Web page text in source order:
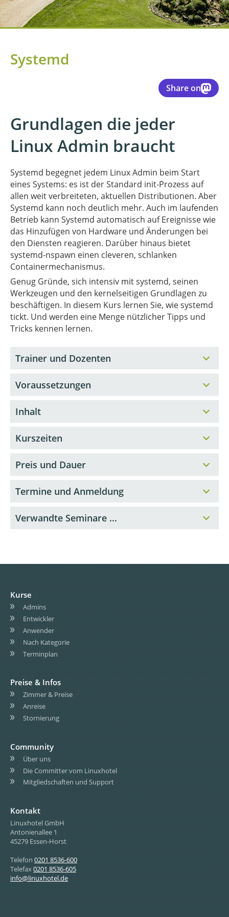
Systemd
Share on
Grundlagen die jeder
Linux Admin braucht
Systemd begegnet jedem Linux Admin beim Start
eines Systems: es ist der Standard init-Prozess auf
allen weit verbreiteten, aktuellen Distributionen. Aber
Systemd kann noch deutlich mehr. Auch im laufenden
Betrieb kann Systemd automatisch auf Ereignisse wie
das Hinzufügen von Hardware und Änderungen bei
den Diensten reagieren. Darüber hinaus bietet
systemd-nspawn einen cleveren, schlanken
Containermechanismus.
Genug Gründe, sich intensiv mit systemd, seinen
Werkzeugen und den kernelseitigen Grundlagen zu
beschäftigen. In diesem Kurs lernen Sie, wie systemd
tickt. Und werden eine Menge nützlicher Tipps und
Tricks kennen lernen.
Trainer und Dozenten
Voraussetzungen
Inhalt
Kurszeiten
Preis und Dauer
Termine und Anmeldung
Verwandte Seminare ...
Kurse
Admins
Entwickler
Anwender
Nach Kategorie
Terminplan
Preise & Infos
Zimmer & Preise
Anreise
Stornierung
Community
Über uns
Die Committer vom Linuxhotel
Mitgliedschaften und Support
Kontakt
Linuxhotel GmbH
Antonienallee 1
45279 Essen-Horst
Telefon 0201 8536-600
Telefax0201 8536-605
info@linuxhotel.de